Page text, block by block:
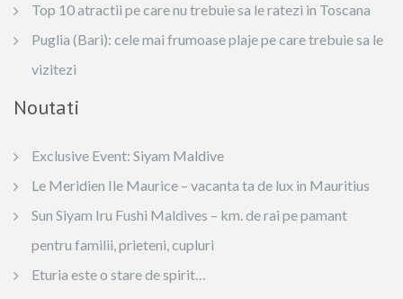
Top 10 atractii pe care nu trebuie sa le ratezi in Toscana
Puglia (Bari): cele mai frumoase plaje pe care trebuie sa le
vizitezi
Noutati
Exclusive Event: Siyam Maldive
Le Meridien Ile Maurice – vacanta ta de lux in Mauritius
Sun Siyam Iru Fushi Maldives – km. de rai pe pamant
pentru familii, prieteni, cupluri
Eturia este o stare de spirit…